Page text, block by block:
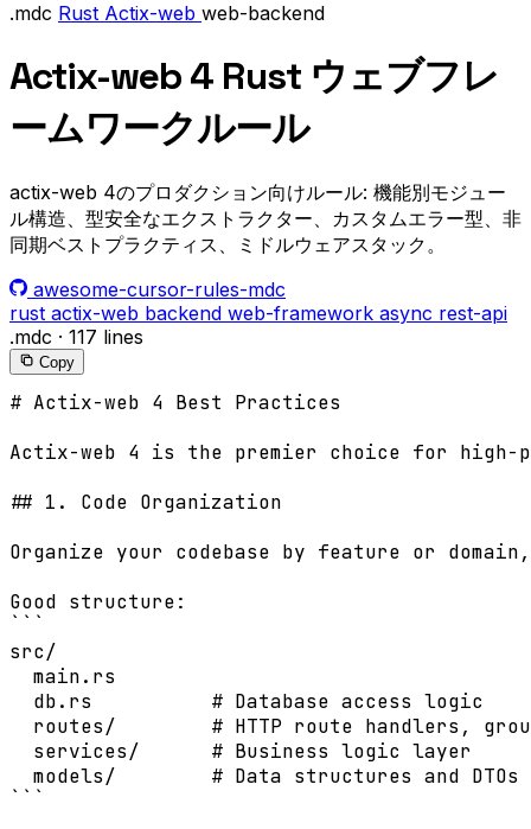
.mdc Rust Actix-web web-backend
Actix-web 4 Rust ウェブフレ
ームワークルール
actix-web 4のプロダクション向けルール: 機能別モジュー
ル構造、型安全なエクストラクター、カスタムエラー型、非
同期ベストプラクティス、ミドルウェアスタック。
awesome-cursor-rules-mdc
rust actix-web backend web-framework async rest-api
.mdc · 117 lines
Copy
# Actix-web 4 Best Practices
Actix-web 4 is the premier choice for high-
## 1. Code Organization
Organize your codebase by feature or
Good structure:
src/
  main.rs
  db.rs          # Database access logic
routes/        # HTTP route handlers,
  services/      # Business logic layer
  models/        # Data structures and DTOs